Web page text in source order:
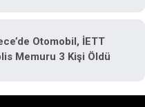
Otomobil, İETT
Memuru 3 Kişi Öldü